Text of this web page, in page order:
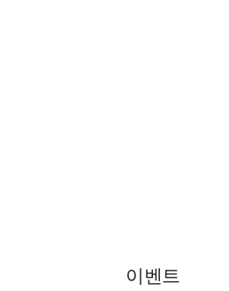
이벤트